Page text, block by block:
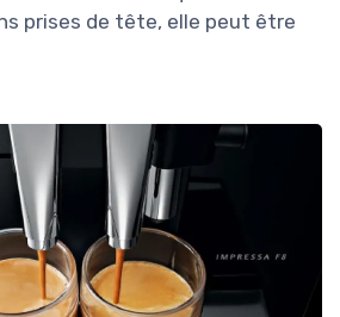
prises de tête, elle peut être